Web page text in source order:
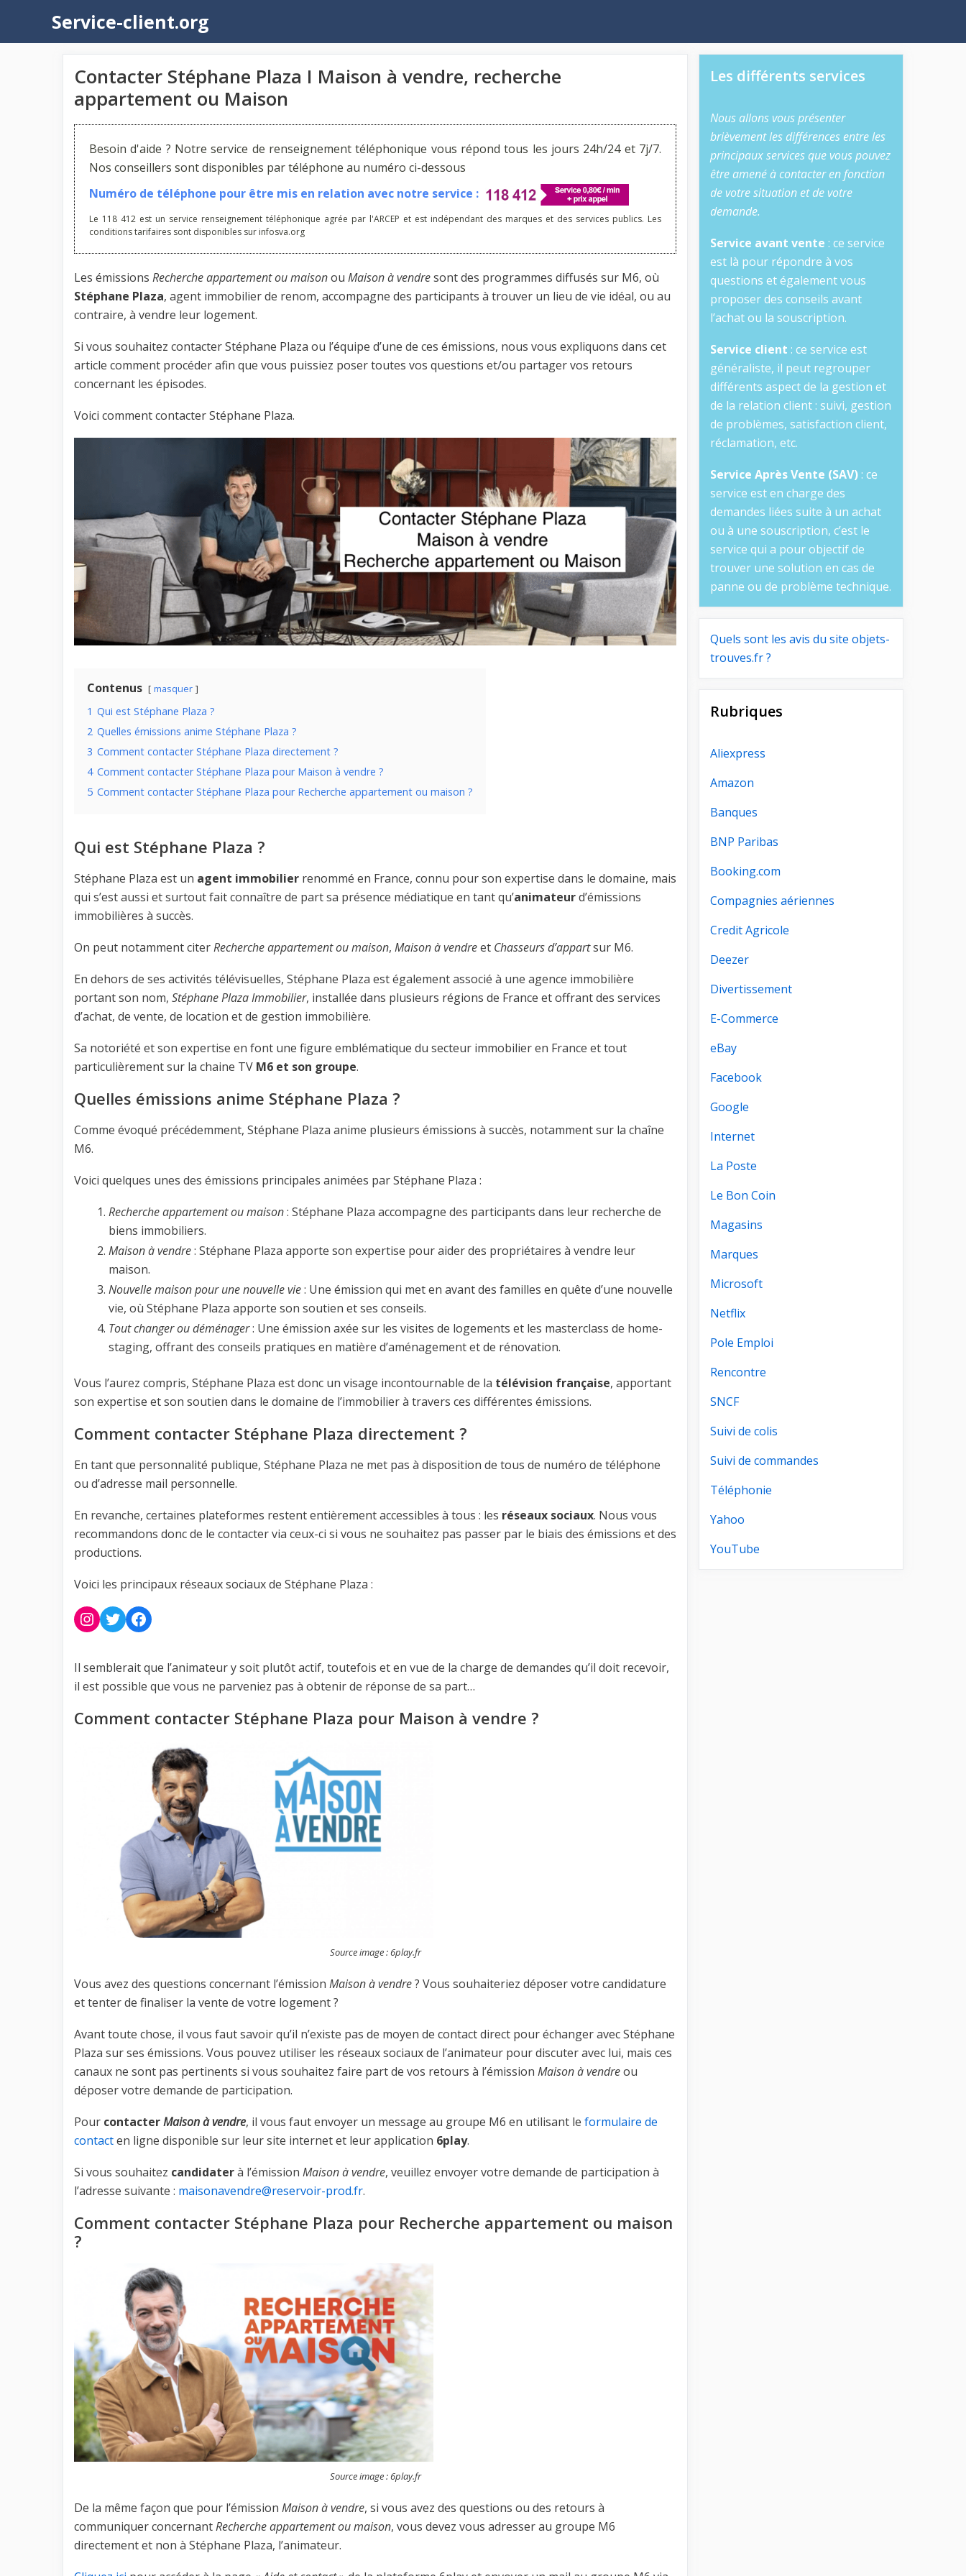
contenu
Service-client.org
Contacter Stéphane Plaza I Maison à vendre, recherche
appartement ou Maison
Besoin d'aide ? Notre service de renseignement téléphonique vous répond tous les jours 24h/24 et 7j/7.
Nos conseillers sont disponibles par téléphone au numéro ci-dessous
Numéro de téléphone pour être mis en relation avec notre service :
Le 118 412 est un service renseignement téléphonique agrée par l'ARCEP et est indépendant des marques et des services publics. Les
conditions tarifaires sont disponibles sur infosva.org
Les émissions Recherche appartement ou maisonou Maison à vendresont des programmes diffusés sur M6, où
Stéphane Plaza, agent immobilier de renom, accompagne des participants à trouver un lieu de vie idéal, ou au
contraire, à vendre leur logement.
Si vous souhaitez contacter Stéphane Plaza ou l’équipe d’une de ces émissions, nous vous expliquons dans cet
article comment procéder afin que vous puissiez poser toutes vos questions et/ou partager vos retours
concernant les épisodes.
Voici comment contacter Stéphane Plaza.
Contenus masquer
1 Qui est Stéphane Plaza ?
2 Quelles émissions anime Stéphane Plaza ?
3 Comment contacter Stéphane Plaza directement ?
4 Comment contacter Stéphane Plaza pour Maison à vendre ?
5 Comment contacter Stéphane Plaza pour Recherche appartement ou maison ?
Qui est Stéphane Plaza ?
Stéphane Plaza est un agent immobilier renommé en France, connu pour son expertise dans le domaine, mais
qui s’est aussi et surtout fait connaître de part sa présence médiatique en tant qu’animateurd’émissions
immobilières à succès.
On peut notamment citerRecherche appartement ou maison, Maison à vendreet Chasseurs d’appartsur M6.
En dehors de ses activités télévisuelles, Stéphane Plaza est également associé à une agence immobilière
portant son nom, Stéphane Plaza Immobilier, installée dans plusieurs régions de France et offrant des services
d’achat, de vente, de location et de gestion immobilière.
Sa notoriété et son expertise en font une figure emblématique du secteur immobilier en France et tout
particulièrement sur la chaine TV M6 et son groupe.
Quelles émissions anime Stéphane Plaza ?
Comme évoqué précédemment, Stéphane Plaza anime plusieurs émissions à succès, notamment sur la chaîne
M6.
Voici quelques unes des émissions principales animées par Stéphane Plaza :
Recherche appartement ou maison: Stéphane Plaza accompagne des participants dans leur recherche de
biens immobiliers.
Maison à vendre: Stéphane Plaza apporte son expertise pour aider des propriétaires à vendre leur
maison.
Nouvelle maison pour une nouvelle vie: Une émission qui met en avant des familles en quête d’une nouvelle
vie, où Stéphane Plaza apporte son soutien et ses conseils.
Tout changer ou déménager: Une émission axée sur les visites de logements et les masterclass de home-
staging, offrant des conseils pratiques en matière d’aménagement et de rénovation.
Vous l’aurez compris, Stéphane Plaza est donc un visage incontournable de la télévision française, apportant
son expertise et son soutien dans le domaine de l’immobilier à travers ces différentes émissions.
Comment contacter Stéphane Plaza directement ?
En tant que personnalité publique, Stéphane Plaza ne met pas à disposition de tous de numéro de téléphone
ou d’adresse mail personnelle.
En revanche, certaines plateformes restent entièrement accessibles à tous : les réseaux sociaux. Nous vous
recommandons donc de le contacter via ceux-ci si vous ne souhaitez pas passer par le biais des émissions et des
productions.
Voici les principaux réseaux sociaux de Stéphane Plaza :
Instagram
TwitterFacebook
Il semblerait que l’animateur y soit plutôt actif, toutefois et en vue de la charge de demandes qu’il doit recevoir,
il est possible que vous ne parveniez pas à obtenir de réponse de sa part…
Comment contacter Stéphane Plaza pour Maison à vendre ?
Source image : 6play.fr
Vous avez des questions concernant l’émission Maison à vendre? Vous souhaiteriez déposer votre candidature
et tenter de finaliser la vente de votre logement ?
Avant toute chose, il vous faut savoir qu’il n’existe pas de moyen de contact direct pour échanger avec Stéphane
Plaza sur ses émissions. Vous pouvez utiliser les réseaux sociaux de l’animateur pour discuter avec lui, mais ces
canaux ne sont pas pertinents si vous souhaitez faire part de vos retours à l’émission Maison à vendreou
déposer votre demande de participation.
Pour contacterMaison à vendre, il vous faut envoyer un message au groupe M6 en utilisant le formulaire de
contacten ligne disponible sur leur site internet et leur application 6play.
Si vous souhaitez candidaterà l’émission Maison à vendre, veuillez envoyer votre demande de participation à
l’adresse suivante : maisonavendre@reservoir-prod.fr.
Comment contacter Stéphane Plaza pour Recherche appartement ou maison
?
Source image : 6play.fr
De la même façon que pour l’émission Maison à vendre, si vous avez des questions ou des retours à
communiquer concernantRecherche appartement ou maison, vous devez vous adresser au groupe M6
directement et non à Stéphane Plaza, l’animateur.
Les différents services
Nous allons vous présenter
brièvement les différences entre les
principaux services que vous pouvez
être amené à contacter en fonction
de votre situation et de votre
demande.
Service avant vente : ce service
est là pour répondre à vos
questions et également vous
proposer des conseils avant
l’achat ou la souscription.
Service client : ce service est
généraliste, il peut regrouper
différents aspect de la gestion et
de la relation client : suivi, gestion
de problèmes, satisfaction client,
réclamation, etc.
Service Après Vente (SAV) : ce
service est en charge des
demandes liées suite à un achat
ou à une souscription, c’est le
service qui a pour objectif de
trouver une solution en cas de
panne ou de problème technique.
Quels sont les avis du site objets-
trouves.fr ?
Rubriques
Aliexpress
Amazon
Banques
BNP Paribas
Booking.com
Compagnies aériennes
Credit Agricole
Deezer
Divertissement
E-Commerce
eBay
Facebook
Google
Internet
La Poste
Le Bon Coin
Magasins
Marques
Microsoft
Netflix
Pole Emploi
Rencontre
SNCF
Suivi de colis
Suivi de commandes
Téléphonie
Yahoo
YouTube